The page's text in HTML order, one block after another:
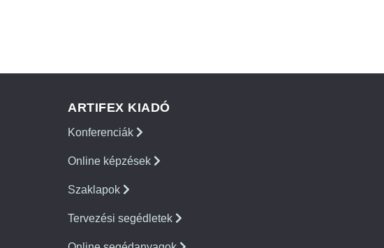
ARTIFEX KIADÓ
Konferenciák
Online képzések
Szaklapok
Tervezési segédletek